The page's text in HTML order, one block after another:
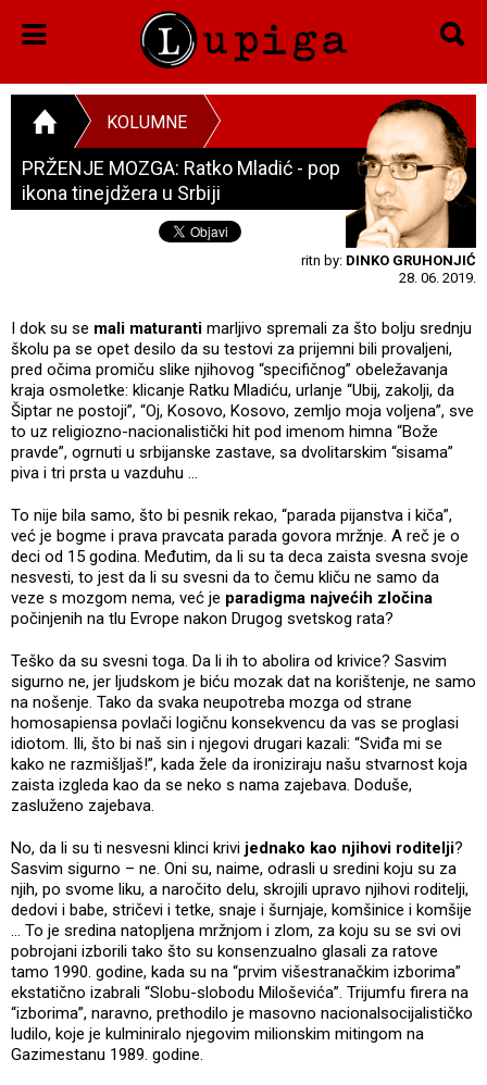
KOLUMNE
PRŽENJE MOZGA: Ratko Mladić - pop
ikona tinejdžera u Srbiji
ritn by: DINKO GRUHONJIĆ
28. 06. 2019.
I dok su se mali maturanti marljivo spremali za što bolju srednju
školu pa se opet desilo da su testovi za prijemni bili provaljeni,
pred očima promiču slike njihovog “specifičnog” obeležavanja
kraja osmoletke: klicanje Ratku Mladiću, urlanje “Ubij, zakolji, da
Šiptar ne postoji”, “Oj, Kosovo, Kosovo, zemljo moja voljena”, sve
to uz religiozno-nacionalistički hit pod imenom himna “Bože
pravde”, ogrnuti u srbijanske zastave, sa dvolitarskim “sisama”
piva i tri prsta u vazduhu …
To nije bila samo, što bi pesnik rekao, “parada pijanstva i kiča”,
već je bogme i prava pravcata parada govora mržnje. A reč je o
deci od 15 godina. Međutim, da li su ta deca zaista svesna svoje
nesvesti, to jest da li su svesni da to čemu kliču ne samo da
veze s mozgom nema, već je paradigma najvećih zločina
počinjenih na tlu Evrope nakon Drugog svetskog rata?
Teško da su svesni toga. Da li ih to abolira od krivice? Sasvim
sigurno ne, jer ljudskom je biću mozak dat na korištenje, ne samo
na nošenje. Tako da svaka neupotreba mozga od strane
homosapiensa povlači logičnu konsekvencu da vas se proglasi
idiotom. Ili, što bi naš sin i njegovi drugari kazali: “Sviđa mi se
kako ne razmišljaš!”, kada žele da ironiziraju našu stvarnost koja
zaista izgleda kao da se neko s nama zajebava. Doduše,
zasluženo zajebava.
No, da li su ti nesvesni klinci krivi jednako kao njihovi roditelji?
Sasvim sigurno – ne. Oni su, naime, odrasli u sredini koju su za
njih, po svome liku, a naročito delu, skrojili upravo njihovi roditelji,
dedovi i babe, stričevi i tetke, snaje i šurnjaje, komšinice i komšije
… To je sredina natopljena mržnjom i zlom, za koju su se svi ovi
pobrojani izborili tako što su konsenzualno glasali za ratove
tamo 1990. godine, kada su na “prvim višestranačkim izborima”
ekstatično izabrali “Slobu-slobodu Miloševića”. Trijumfu firera na
“izborima”, naravno, prethodilo je masovno nacionalsocijalističko
ludilo, koje je kulminiralo njegovim milionskim mitingom na
Gazimestanu 1989. godine.